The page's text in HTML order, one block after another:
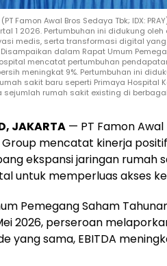
Famon Awal Bros Sedaya Tbk; IDX:
1 2026. Pertumbuhan ini didukung
medis, serta transformasi digital
dalam Rapat Umum
mencatat pertumbuhan
meningkat 9%. Pertumbuhan ini
sakit baru seperti Primaya Hospital
sejumlah rumah sakit existing di
JAKARTA — PT Famon Awal
mencatat kinerja
ekspansi jaringan rumah
untuk memperluas akses
Pemegang Saham
2026, perseroan
yang sama, EBITDA